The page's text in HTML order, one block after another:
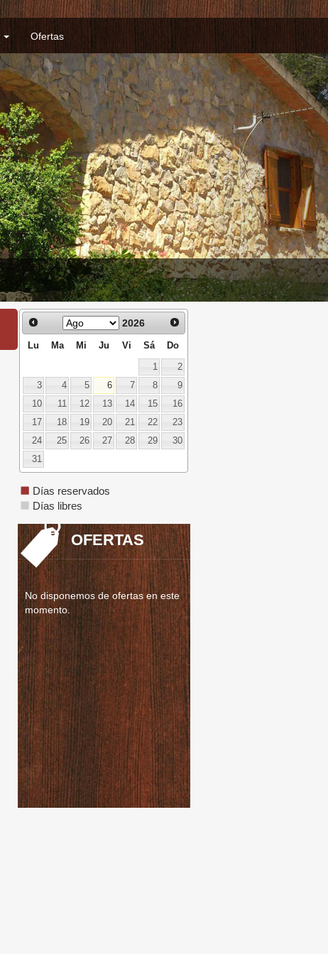
Ofertas
2026
Lu Ma Mi Ju Vi Sá Do
1
2
3
4 5 6 7 8
9
10
11 12 13 14 15
16
17
18 19 20 21 22
23
24
25 26 27 28 29
30
31
Días reservados
Días libres
OFERTAS
No disponemos de ofertas en este
momento.